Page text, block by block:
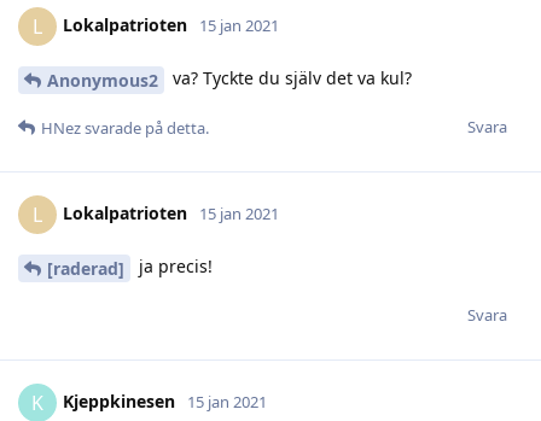
L Lokalpatrioten 15 jan 2021
Anonymous2 va? Tyckte du själv det va kul?
Svara
HNezsvarade på detta.
L Lokalpatrioten 15 jan 2021
[raderad] ja precis!
Svara
K Kjeppkinesen 15 jan 2021